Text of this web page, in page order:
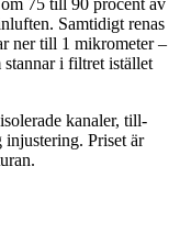
Samtidigt renas
ner till 1 mikrometer –
stannar i filtret istället
kanaler, till-
Priset är